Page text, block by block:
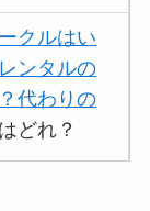
クルはい
ンタルの
代わりの
どれ？